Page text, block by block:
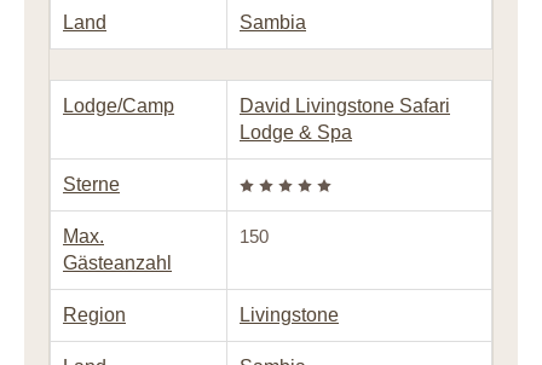
Land Sambia
Lodge/Camp
David Livingstone Safari
Lodge & Spa
Sterne
Max.
Gästeanzahl
150
Region Livingstone